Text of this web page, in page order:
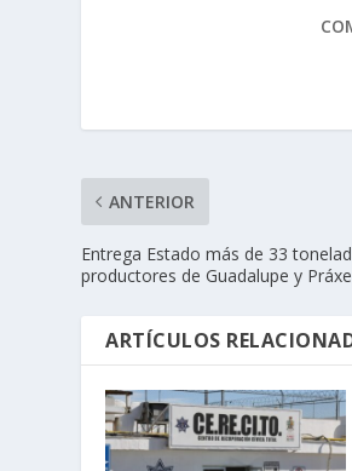
ANTERIOR
Entrega Estado más de 33
productores de Guadalupe y
ARTÍCULOS